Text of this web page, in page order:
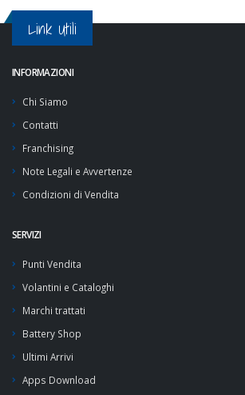
Link Utili
INFORMAZIONI
Chi Siamo
Contatti
Franchising
Note Legali e Avvertenze
Condizioni di Vendita
SERVIZI
Punti Vendita
Volantini e Cataloghi
Marchi trattati
Battery Shop
Ultimi Arrivi
Apps Download